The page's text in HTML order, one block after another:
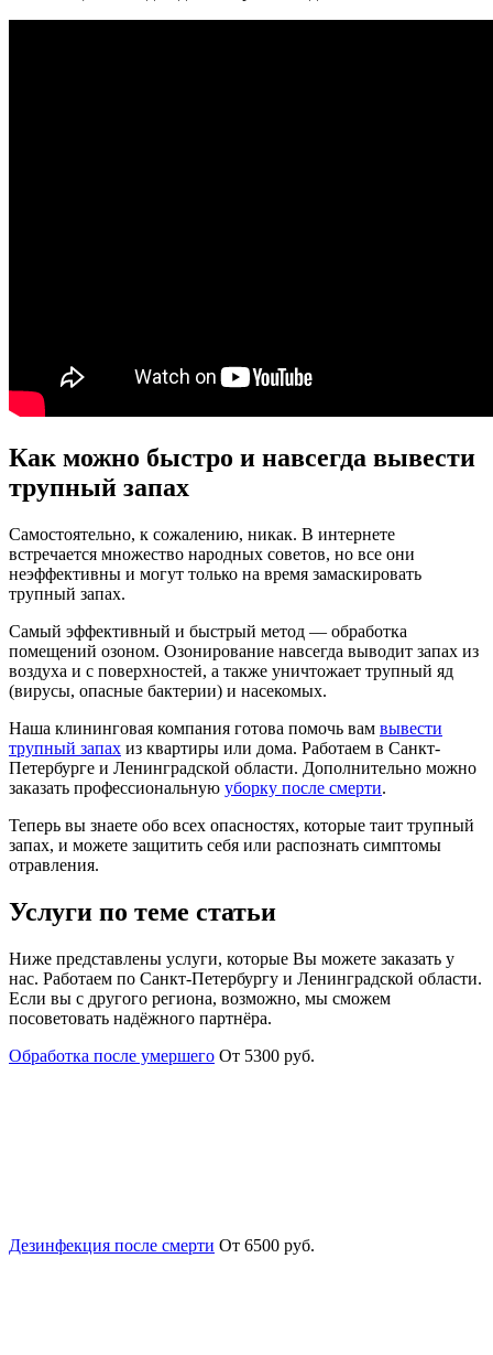
Как можно быстро и навсегда вывести
трупный запах
Самостоятельно, к сожалению, никак. В интернете
встречается множество народных советов, но все они
неэффективны и могут только на время замаскировать
трупный запах.
Самый эффективный и быстрый метод — обработка
помещений озоном. Озонирование навсегда выводит запах из
воздуха и с поверхностей, а также уничтожает трупный яд
(вирусы, опасные бактерии) и насекомых.
Наша клининговая компания готова помочь вам вывести
трупный запах из квартиры или дома. Работаем в Санкт-
Петербурге и Ленинградской области. Дополнительно можно
заказать профессиональную уборку после смерти.
Теперь вы знаете обо всех опасностях, которые таит трупный
запах, и можете защитить себя или распознать симптомы
отравления.
Услуги по теме статьи
Ниже представлены услуги, которые Вы можете заказать у
нас. Работаем по Санкт-Петербургу и Ленинградской области.
Если вы с другого региона, возможно, мы сможем
посоветовать надёжного партнёра.
Обработка после умершего От 5300 руб.
Дезинфекция после смерти От 6500 руб.